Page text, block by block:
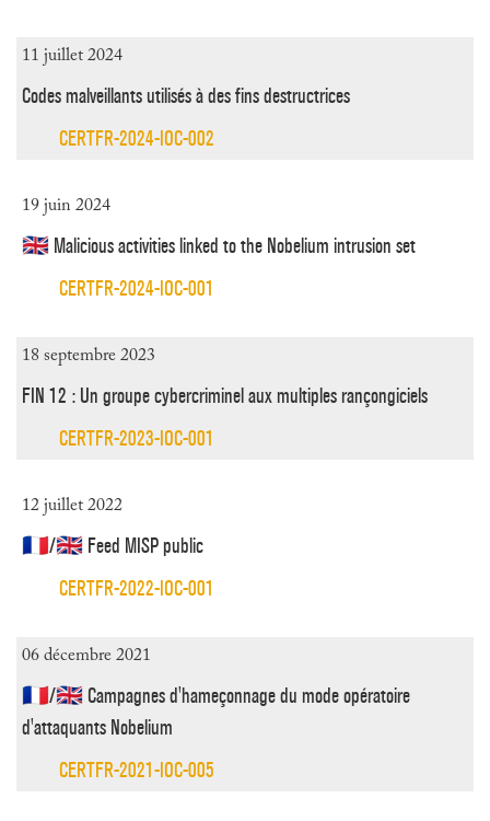
11 juillet 2024
CERTFR-2024-IOC-002
Codes malveillants utilisés à des fins destructrices
19 juin 2024
CERTFR-2024-IOC-001
🇬🇧 Malicious activities linked to the Nobelium intrusion set
18 septembre 2023
CERTFR-2023-IOC-001
FIN 12 : Un groupe cybercriminel aux multiples rançongiciels
12 juillet 2022
CERTFR-2022-IOC-001
🇫🇷/🇬🇧 Feed MISP public
06 décembre 2021
CERTFR-2021-IOC-005
🇫🇷/🇬🇧 Campagnes d'hameçonnage du mode opératoire
d'attaquants Nobelium